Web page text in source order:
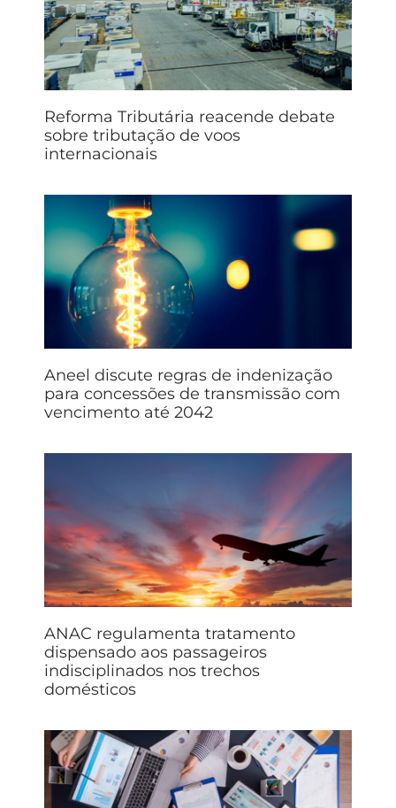
Reforma Tributária reacende debate
sobre tributação de voos
internacionais
Aneel discute regras de indenização
para concessões de transmissão com
vencimento até 2042
ANAC regulamenta tratamento
dispensado aos passageiros
indisciplinados nos trechos
domésticos